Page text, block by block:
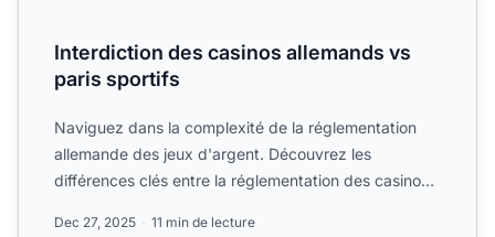
Interdiction des casinos allemands vs
paris sportifs
Naviguez dans la complexité de la réglementation
allemande des jeux d'argent. Découvrez les
différences clés entre la réglementation des casinos
Dec 27, 2025 11 min de lecture